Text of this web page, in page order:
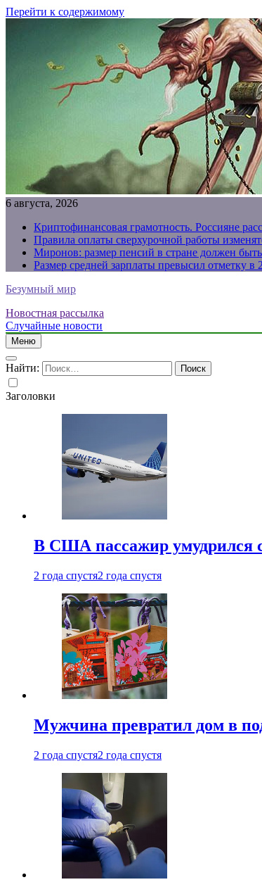
Перейти к содержимому
6 августа, 2026
Криптофинансовая грамотность. Россияне
Правила оплаты сверхурочной работы
Миронов: размер пенсий в стране должен
Размер средней зарплаты превысил отметку в
Безумный мир
Новостная рассылка
Случайные новости
Меню
Найти:
Заголовки
В США пассажир умудрился
2 года спустя2 года спустя
Мужчина превратил дом в
2 года спустя2 года спустя